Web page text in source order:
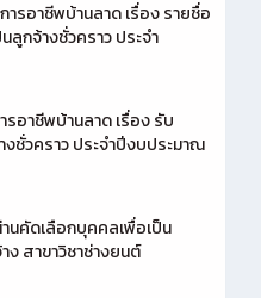
รอาชีพบ้านลาด เรื่อง รายชื่อ
กจ้างชั่วคราว ประจำ
อาชีพบ้านลาด เรื่อง รับ
ชั่วคราว ประจำปีงบประมาณ
นคัดเลือกบุคคลเพื่อเป็น
ง สาขาวิชาช่างยนต์